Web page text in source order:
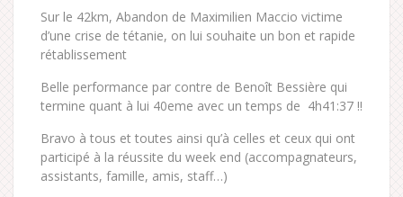
Sur le 42km, Abandon de Maximilien Maccio victime
d’une crise de tétanie, on lui souhaite un bon et rapide
rétablissement
Belle performance par contre de Benoît Bessière qui
termine quant à lui 40eme avec un temps de 4h41:37 !!
Bravo à tous et toutes ainsi qu’à celles et ceux qui ont
participé à la réussite du week end (accompagnateurs,
assistants, famille, amis, staff…)